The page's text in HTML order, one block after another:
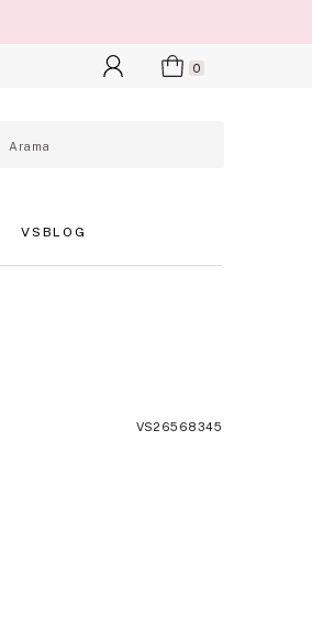
0
VSBLOG
VS26568345